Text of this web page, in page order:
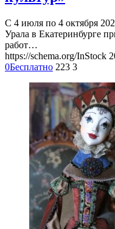
С 4 июля по 4 октября
Урала в Екатеринбурге
работ…
https://schema.org/InStock
0Бесплатно 223 3